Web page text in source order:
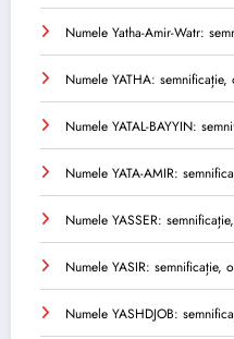
Numele Yatha-Amir-Watr:
Numele YATHA:
Numele YATAL-BAYYIN:
Numele YATA-AMIR:
Numele YASSER:
Numele YASIR: semnificație,
Numele YASHDJOB: